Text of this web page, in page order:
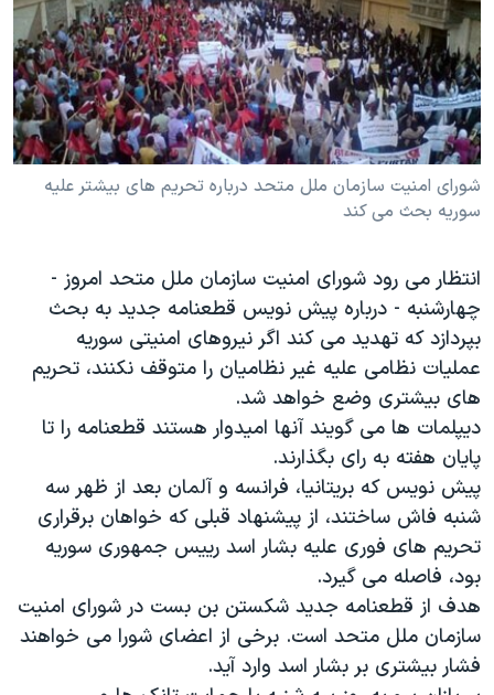
فرهنگ و زندگی
حقوق شهروندی
اقتصادی
علم و فناوری
اسرائیل در جنگ
گالری عکس
مستندها
انتخابات ریاست جمهوری آمریکا ۲۰۲۴
حمله جمهوری اسلامی به اسرائیل
رمز مهسا
ورزش زنان در ایران
اعتراضات زن، زندگی، آزادی
تریبونال مردمی آبان ۹۸
دادگاه حمید نوری
چهل سال گروگان‌گیری
قانون شفافیت دارائی کادر رهبری ایران
اعتراضات مردمی آبان ۹۸
اسرائیل در جنگ
نرگس محمدی برنده جایزه نوبل صلح
همایش محافظه‌کاران آمریکا «سی‌پک»
صفحه‌های ویژه
سفر پرزیدنت ترامپ به چین
دنبال کنید
زبانهای مختلف
شورای امنیت سازمان ملل متحد درباره تحریم های بیشتر علیه
سوریه بحث می کند
انتظار می رود شورای امنیت سازمان ملل متحد امروز -
چهارشنبه - درباره پیش نویس قطعنامه جدید به بحث
بپردازد که تهدید می کند اگر نیروهای امنیتی سوریه
عملیات نظامی علیه غیر نظامیان را متوقف نکنند، تحریم
های بیشتری وضع خواهد شد.
دیپلمات ها می گویند آنها امیدوار هستند قطعنامه را تا
پایان هفته به رای بگذارند.
پیش نویس که بریتانیا، فرانسه و آلمان بعد از ظهر سه
شنبه فاش ساختند، از پیشنهاد قبلی که خواهان برقراری
تحریم های فوری علیه بشار اسد رییس جمهوری سوریه
بود، فاصله می گیرد.
هدف از قطعنامه جدید شکستن بن بست در شورای امنیت
سازمان ملل متحد است. برخی از اعضای شورا می خواهند
فشار بیشتری بر بشار اسد وارد آید.